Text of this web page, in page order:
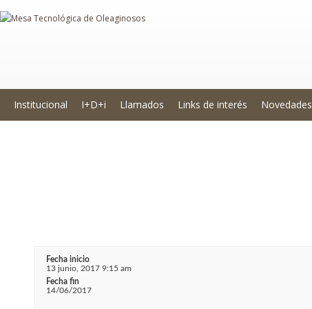
Institucional I+D+i Llamados Links de interés Novedades
Fecha inicio
13 junio, 2017 9:15 am
Fecha fin
14/06/2017